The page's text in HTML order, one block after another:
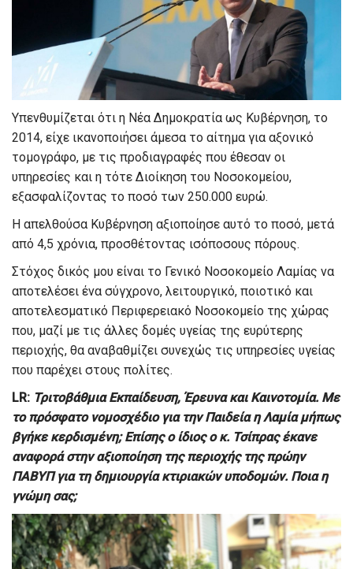
Υπενθυμίζεται ότι η Νέα Δημοκρατία ως Κυβέρνηση, το
2014, είχε ικανοποιήσει άμεσα το αίτημα για αξονικό
τομογράφο, με τις προδιαγραφές που έθεσαν οι
υπηρεσίες και η τότε Διοίκηση του Νοσοκομείου,
εξασφαλίζοντας το ποσό των 250.000 ευρώ.
Η απελθούσα Κυβέρνηση αξιοποίησε αυτό το ποσό, μετά
από 4,5 χρόνια, προσθέτοντας ισόποσους πόρους.
Στόχος δικός μου είναι το Γενικό Νοσοκομείο Λαμίας να
αποτελέσει ένα σύγχρονο, λειτουργικό, ποιοτικό και
αποτελεσματικό Περιφερειακό Νοσοκομείο της χώρας
που, μαζί με τις άλλες δομές υγείας της ευρύτερης
περιοχής, θα αναβαθμίζει συνεχώς τις υπηρεσίες υγείας
που παρέχει στους πολίτες.
LR: Τριτοβάθμια Εκπαίδευση, Έρευνα και Καινοτομία. Με
το πρόσφατο νομοσχέδιο για την Παιδεία η Λαμία μήπως
βγήκε κερδισμένη; Επίσης ο ίδιος ο κ. Τσίπρας έκανε
αναφορά στην αξιοποίηση της περιοχής της πρώην
ΠΑΒΥΠ για τη δημιουργία κτιριακών υποδομών. Ποια η
γνώμη σας;